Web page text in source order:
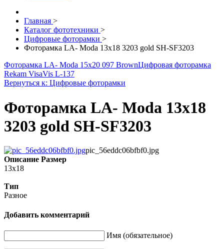
Главная >
Каталог фототехники >
Цифровые фоторамки >
Фоторамка LA- Moda 13x18 3203 gold SH-SF3203
Фоторамка LA- Moda 15x20 097 BrownЦифровая фоторамка
Rekam VisaVis L-137
Вернуться к: Цифровые фоторамки
Фоторамка LA- Moda 13x18
3203 gold SH-SF3203
pic_56eddc06bfbf0.jpg
Описание Размер
13x18
Тип
Разное
Добавить комментарий
Имя (обязательное)